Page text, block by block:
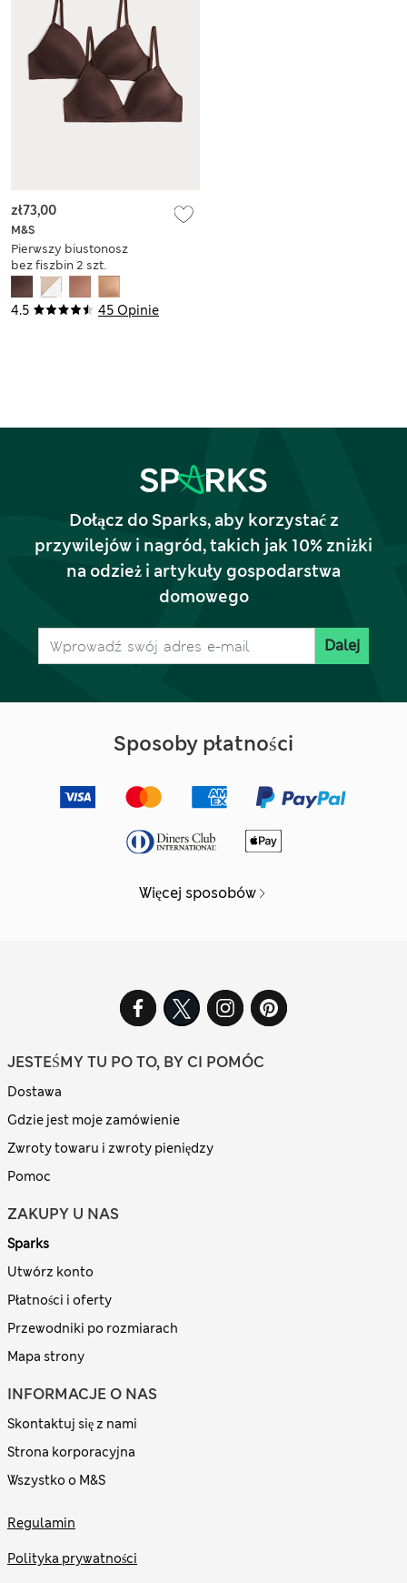
4.5 45 Opinie
M&S
Pierwszy biustonosz
bez fiszbin 2 szt.
zł73,00
Dołącz do Sparks, aby korzystać z
przywilejów i nagród, takich jak 10% zniżki
na odzież i artykuły gospodarstwa
domowego
Dalej
Sposoby płatności
Więcej sposobów
JESTEŚMY TU PO TO, BY CI POMÓC
Dostawa
Gdzie jest moje zamówienie
Zwroty towaru i zwroty pieniędzy
Pomoc
ZAKUPY U NAS
Sparks
Utwórz konto
Płatności i oferty
Przewodniki po rozmiarach
Mapa strony
INFORMACJE O NAS
Skontaktuj się z nami
Strona korporacyjna
Wszystko o M&S
Regulamin
Polityka prywatności